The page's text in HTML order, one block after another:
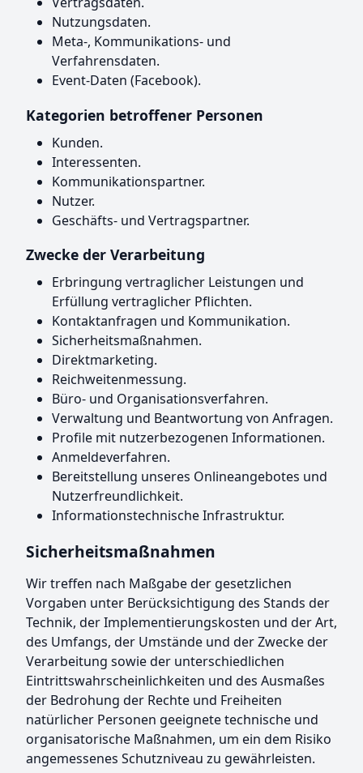
Nutzungsdaten.
Meta-, Kommunikations- und
Verfahrensdaten.
Event-Daten (Facebook).
Kategorien betroffener Personen
Kunden.
Interessenten.
Kommunikationspartner.
Nutzer.
Geschäfts- und Vertragspartner.
Zwecke der Verarbeitung
Erbringung vertraglicher Leistungen und
Erfüllung vertraglicher Pflichten.
Kontaktanfragen und Kommunikation.
Sicherheitsmaßnahmen.
Direktmarketing.
Reichweitenmessung.
Büro- und Organisationsverfahren.
Verwaltung und Beantwortung von Anfragen.
Profile mit nutzerbezogenen Informationen.
Anmeldeverfahren.
Bereitstellung unseres Onlineangebotes und
Nutzerfreundlichkeit.
Informationstechnische Infrastruktur.
Sicherheitsmaßnahmen
Wir treffen nach Maßgabe der gesetzlichen
Vorgaben unter Berücksichtigung des Stands der
Technik, der Implementierungskosten und der Art,
des Umfangs, der Umstände und der Zwecke der
Verarbeitung sowie der unterschiedlichen
Eintrittswahrscheinlichkeiten und des Ausmaßes
der Bedrohung der Rechte und Freiheiten
natürlicher Personen geeignete technische und
organisatorische Maßnahmen, um ein dem Risiko
angemessenes Schutzniveau zu gewährleisten.